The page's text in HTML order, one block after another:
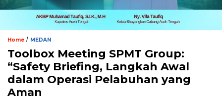
Home / MEDAN
Toolbox Meeting SPMT Group:
“Safety Briefing, Langkah Awal
dalam Operasi Pelabuhan yang
Aman